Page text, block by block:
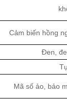
Cảm biến hồng
Đen,
Mã số ảo, bảo